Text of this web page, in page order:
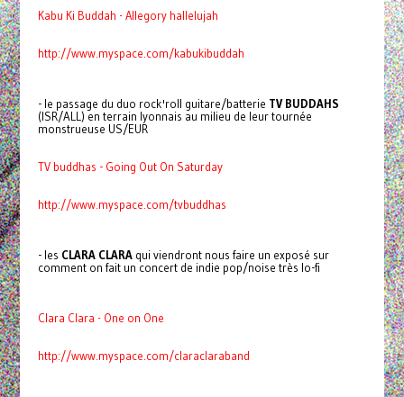
Kabu Ki Buddah - Allegory hallelujah
http://www.myspace.com/kabukibuddah
- le passage du duo rock'roll guitare/batterie TV BUDDAHS
(ISR/ALL) en terrain lyonnais au milieu de leur tournée
monstrueuse US/EUR
TV buddhas - Going Out On Saturday
http://www.myspace.com/tvbuddhas
- les CLARA CLARAqui viendront nous faire un exposé sur
comment on fait un concert de indie pop/noise très lo-fi
Clara Clara - One on One
http://www.myspace.com/claraclaraband